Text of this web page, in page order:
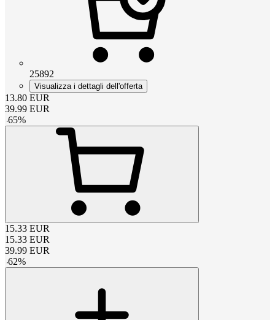
25892
Visualizza i dettagli dell'offerta
13.80 EUR
39.99 EUR
-65%
15.33 EUR
15.33 EUR
39.99 EUR
-62%